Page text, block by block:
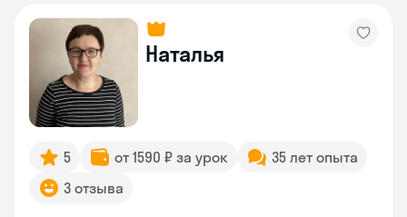
Наталья
5 от 1590 ₽ за урок
35 лет опыта
3 отзыва